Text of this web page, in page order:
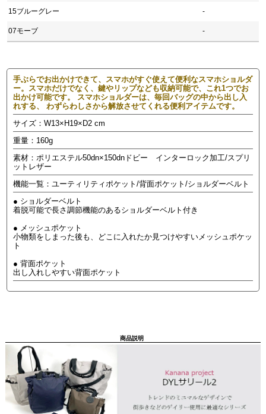
15ブルーグレー -
07モーブ -
手ぶらでお出かけできて、スマホがすぐ使えて便利なスマホショルダ
ー。スマホだけでなく、鍵やリップなども収納可能で、これ1つでお
出かけ可能です。 スマホショルダーは、毎回バッグの中から出し入
れする、 わずらわしさから解放させてくれる便利アイテムです。
サイズ：W13×H19×D2 cm
重量：160g
素材：ポリエステル50dn×150dnドビー インターロック加工/スプリ
ットレザー
機能一覧：ユーティリティポケット/背面ポケット/ショルダーベルト
● ショルダーベルト
着脱可能で長さ調節機能のあるショルダーベルト付き
● メッシュポケット
小物類をしまった後も、どこに入れたか見つけやすいメッシュポケッ
ト
● 背面ポケット
出し入れしやすい背面ポケット
商品説明